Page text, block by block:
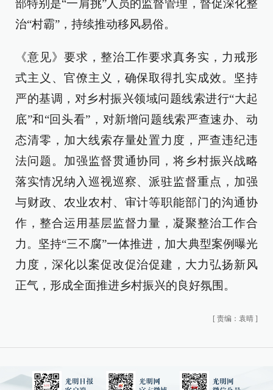
部特别是“一肩挑”人员的监督管理，督促深化整
治“村霸”，持续推动移风易俗。
《意见》要求，整治工作要求真务实，力戒形
式主义、官僚主义，确保取得扎实成效。坚持
严的基调，对乡村振兴领域问题线索进行“大起
底”和“回头看”，对新增问题线索严查速办、动
态清零，加大线索存量处置力度，严查违纪违
法问题。加强监督贯通协同，将乡村振兴战略
落实情况纳入巡视巡察、派驻监督重点，加强
与财政、农业农村、审计等职能部门的沟通协
作，整合运用基层监督力量，凝聚整治工作合
力。坚持“三不腐”一体推进，加大典型案例曝光
力度，深化以案促改促治促建，大力弘扬新风
正气，形成全面推进乡村振兴的良好氛围。
[ 责编：袁晴 ]